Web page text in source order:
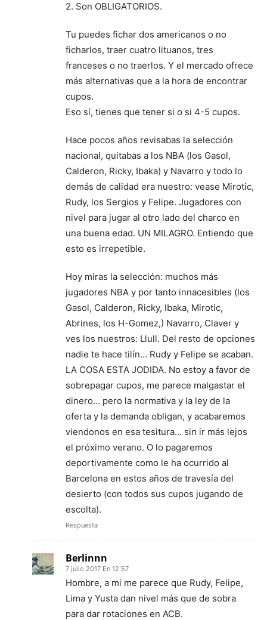
2. Son OBLIGATORIOS.
Tu puedes fichar dos americanos o no
ficharlos, traer cuatro lituanos, tres
franceses o no traerlos. Y el mercado ofrece
más alternativas que a la hora de encontrar
cupos.
Eso sí, tienes que tener si o si 4-5 cupos.
Hace pocos años revisabas la selección
nacional, quitabas a los NBA (los Gasol,
Calderon, Ricky, Ibaka) y Navarro y todo lo
demás de calidad era nuestro: vease Mirotic,
Rudy, los Sergios y Felipe. Jugadores con
nivel para jugar al otro lado del charco en
una buena edad. UN MILAGRO. Entiendo que
esto es irrepetible.
Hoy miras la selección: muchos más
jugadores NBA y por tanto innacesibles (los
Gasol, Calderon, Ricky, Ibaka, Mirotic,
Abrines, los H-Gomez,) Navarro, Claver y
ves los nuestros: Llull. Del resto de opciones
nadie te hace tilín… Rudy y Felipe se acaban.
LA COSA ESTA JODIDA. No estoy a favor de
sobrepagar cupos, me parece malgastar el
dinero… pero la normativa y la ley de la
oferta y la demanda obligan, y acabaremos
viendonos en esa tesitura… sin ir más lejos
el próximo verano. O lo pagaremos
deportivamente como le ha ocurrido al
Barcelona en estos años de travesía del
desierto (con todos sus cupos jugando de
escolta).
Respuesta
Berlinnn
7 julio 2017 En 12:57
Hombre, a mi me parece que Rudy, Felipe,
Lima y Yusta dan nivel más que de sobra
para dar rotaciones en ACB.